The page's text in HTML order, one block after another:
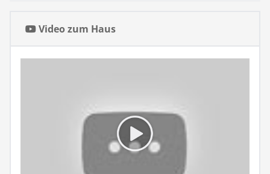
Effizienzhaus 40.
Video zum Haus